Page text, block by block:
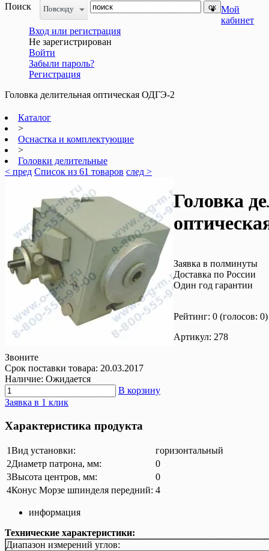
Поиск
Повсюду
Мой
кабинет
Вход или регистрация
Не зарегистрирован
Войти
Забыли пароль?
Регистрация
Головка делительная оптическая ОДГЭ-2
Каталог
>
Оснастка и комплектующие
>
Головки делительные
< пред Список из 61 товаров след >
Головка
Заявка в полминуты
Доставка по России
Один год гарантии
Рейтинг: 0 (голосов: 0)
Артикул: 278
Звоните
Срок поставки товара: 20.03.2017
Наличие: Ожидается
В корзину
Заявка в 1 клик
Характеристика продукта
1Вид установки:
горизонтальный
2Диаметр патрона, мм:
0
3Высота центров, мм:
0
4Конус Морзе шпинделя передний: 4
информация
Технические характеристики:
Диапазон измерений углов: